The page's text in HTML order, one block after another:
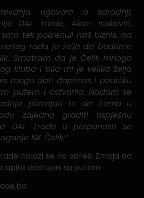
ugovora o saradnji,
DAL Trade, Alem Isaković,
tek pokrenuli naš biznis, od
rada je želja da budemo
Smatram da je Čelik mnogo
kluba i bila mi je velika želja
mogu dati doprinos i podršku
putem i ostvarilo. Nadam se
potrajati te da ćemo u
zajedno graditi uspješnu
DAL Trade u potpunosti se
NK Čelik.“
nalazi se na adresi Zmaja od
upite dostupni su putem: